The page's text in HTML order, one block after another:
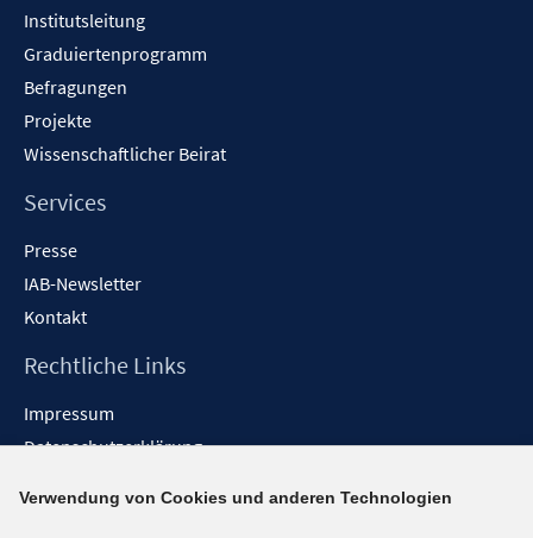
Institutsleitung
Graduiertenprogramm
Befragungen
Projekte
Wissenschaftlicher Beirat
Services
Presse
IAB-Newsletter
Kontakt
Rechtliche Links
Impressum
Datenschutzerklärung
Barrieren melden
Verwendung von Cookies und anderen Technologien